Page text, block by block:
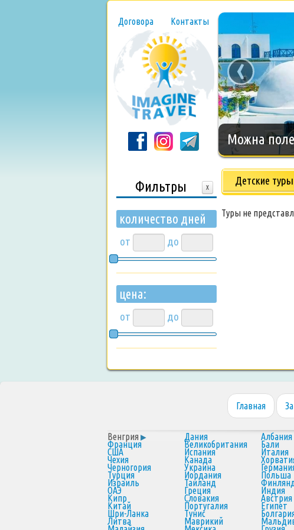
Договора Контакты
‹
Фильтры X
количество дней
от до
цена:
от до
Детские туры
Туры не
Главная
Венгрия Дания Албания
Франция Великобритания Бали
США Испания Италия
Чехия Канада
Черногория Украина
Турция Иордания Польша
Израиль Таиланд
ОАЭ Греция Индия
Кипр Словакия Австрия
Китай Португалия Египет
Шри-Ланка Тунис
Литва Маврикий